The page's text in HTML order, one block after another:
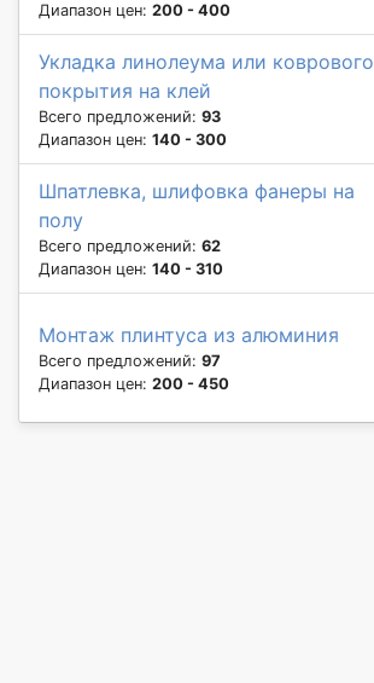
Диапазон цен: 200 - 400
Укладка линолеума или коврового
покрытия на клей
Всего предложений: 93
Диапазон цен: 140 - 300
Шпатлевка, шлифовка фанеры на
полу
Всего предложений: 62
Диапазон цен: 140 - 310
Монтаж плинтуса из алюминия
Всего предложений: 97
Диапазон цен: 200 - 450